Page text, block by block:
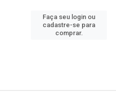
Faça seu login ou
cadastre-se para
comprar.